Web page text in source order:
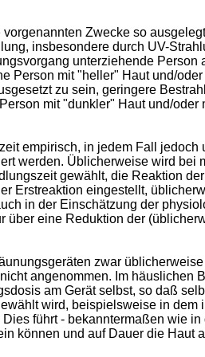
Zwecke so
insbesondere durch UV-
unterziehende
Person mit "heller" Haut und/
zu sein, geringere
mit "dunkler" Haut und/
empirisch, in jedem Fall
werden. Üblicherweise wird
gewählt, die Reaktion
Erstreaktion eingestellt,
in der Einschätzung der
eine Reduktion der
zwar
angenommen. Im häuslichen
am Gerät selbst, so daß
wird, beispielsweise in
führt - bekanntermaßen wie
können und auf Dauer die Haut